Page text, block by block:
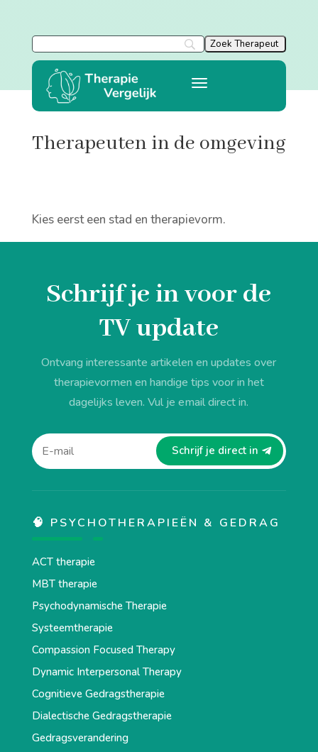
Therapeuten in de omgeving
Kies eerst een stad en therapievorm.
Schrijf je in voor de
TV update
Ontvang interessante artikelen en updates over
therapievormen en handige tips voor in het
dagelijks leven. Vul je email direct in.
Schrijf je direct in
🧠 PSYCHOTHERAPIEËN & GEDRAG
ACT therapie
MBT therapie
Psychodynamische Therapie
Systeemtherapie
Compassion Focused Therapy
Dynamic Interpersonal Therapy
Cognitieve Gedragstherapie
Dialectische Gedragstherapie
Gedragsverandering